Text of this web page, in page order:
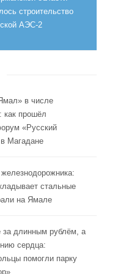
строительство
АЭС-2
в числе
как прошёл
«Русский
Магадане
стальные
на Ямале
за длинным рублём, а
сердца:
помогли парку